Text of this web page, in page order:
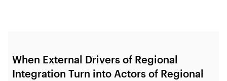
When External Drivers of Regional
Integration Turn into Actors of Regional